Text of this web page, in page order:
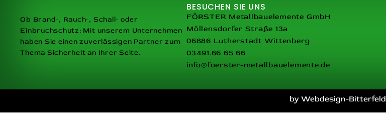
Ob Brand-, Rauch-, Schall- oder
Einbruchschutz: Mit unserem Unternehmen
haben Sie einen zuverlässigen Partner zum
Thema Sicherheit an Ihrer Seite.
BESUCHEN SIE UNS
FÖRSTER Metallbauelemente GmbH
Möllensdorfer Straße 13a
06886 Lutherstadt Wittenberg
03491.66 65 66
info@foerster-metallbauelemente.de
by Webdesign-Bitterfeld